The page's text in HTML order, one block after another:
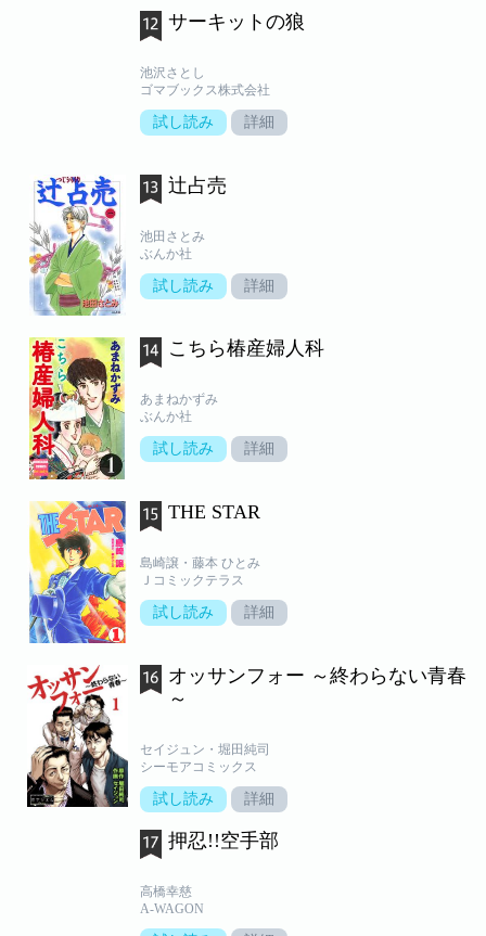
サーキットの狼
池沢さとし
ゴマブックス株式会社
試し読み 詳細
辻占売
池田さとみ
ぶんか社
試し読み 詳細
こちら椿産婦人科
あまねかずみ
ぶんか社
試し読み 詳細
THE STAR
島崎譲・藤本 ひとみ
Ｊコミックテラス
試し読み 詳細
オッサンフォー ～終わらない青春
～
セイジュン・堀田純司
シーモアコミックス
試し読み 詳細
押忍!!空手部
高橋幸慈
A-WAGON